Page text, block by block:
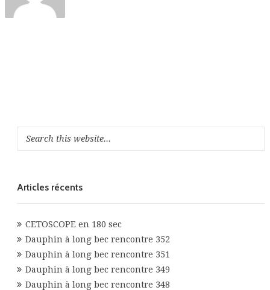
Articles récents
CETOSCOPE en 180 sec
Dauphin à long bec rencontre 352
Dauphin à long bec rencontre 351
Dauphin à long bec rencontre 349
Dauphin à long bec rencontre 348